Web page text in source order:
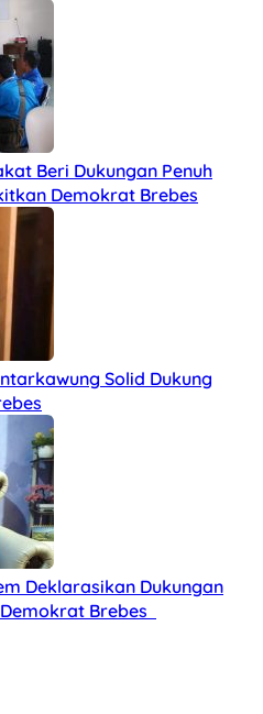
Beri Dukungan Penuh
Demokrat Brebes
Solid Dukung
Deklarasikan Dukungan
Brebes